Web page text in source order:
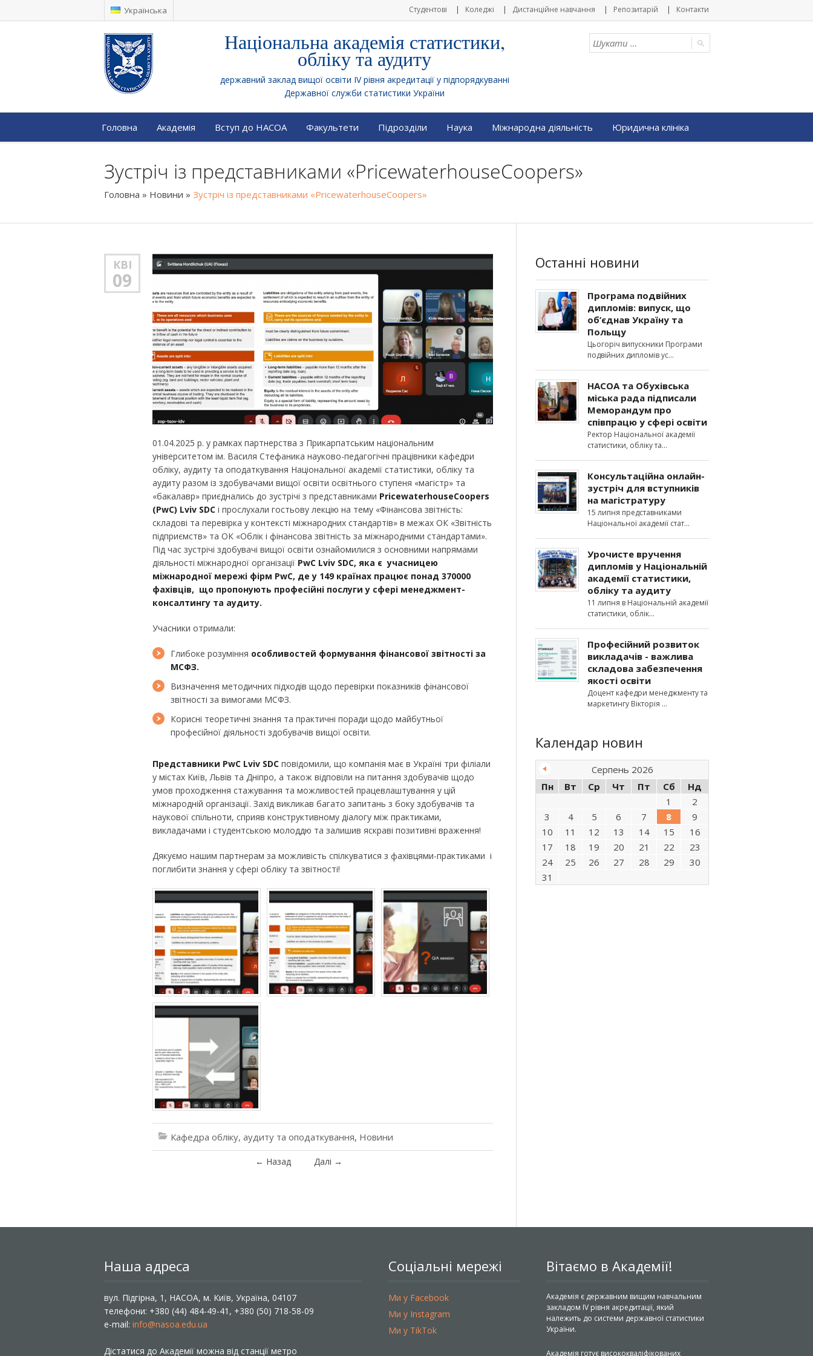
Українська Студентові Коледжі Дистанційне навчання Репозитарій Контакти
Національна академія статистики,
обліку та аудиту
державний заклад вищої освіти IV рівня акредитації у підпорядкуванні
Державної служби статистики України
Головна Академія Вступ до НАСОА Факультети Підрозділи Наука Міжнародна діяльність Юридична клініка
Зустріч із представниками «PricewaterhouseCoopers»
Головна » Новини » Зустріч із представниками «PricewaterhouseCoopers»
КВІ
09
01.04.2025 р. у рамках партнерства з Прикарпатським національним
університетом ім. Василя Стефаника науково-педагогічні працівники кафедри
обліку, аудиту та оподаткування Національної академії статистики, обліку та
аудиту разом із здобувачами вищої освіти освітнього ступеня «магістр» та
«бакалавр» приєднались до зустрічі з представниками PricewaterhouseCoopers
(PwC) Lviv SDC і прослухали гостьову лекцію на тему «Фінансова звітність:
складові та перевірка у контексті міжнародних стандартів» в межах ОК «Звітність
підприємств» та ОК «Облік і фінансова звітність за міжнародними стандартами».
Під час зустрічі здобувачі вищої освіти ознайомилися з основними напрямами
діяльності міжнародної організації PwC Lviv SDC, яка є учасницею
міжнародної мережі фірм PwC, де у 149 країнах працює понад 370000
фахівців, що пропонують професійні послуги у сфері менеджмент-
консалтингу та аудиту.
Учасники отримали:
Глибоке розуміння особливостей формування фінансової звітності за
МСФЗ.
Визначення методичних підходів щодо перевірки показників фінансової
звітності за вимогами МСФЗ.
Корисні теоретичні знання та практичні поради щодо майбутньої
професійної діяльності здобувачів вищої освіти.
Представники PwC Lviv SDC повідомили, що компанія має в Україні три філіали
у містах Київ, Львів та Дніпро, а також відповіли на питання здобувачів щодо
умов проходження стажування та можливостей працевлаштування у цій
міжнародній організації. Захід викликав багато запитань з боку здобувачів та
наукової спільноти, сприяв конструктивному діалогу між практиками,
викладачами і студентською молоддю та залишив яскраві позитивні враження!
Дякуємо нашим партнерам за можливість спілкуватися з фахівцями-практиками і
поглибити знання у сфері обліку та звітності!
Кафедра обліку, аудиту та оподаткування, Новини
← Назад Далі →
Останні новини
Програма подвійних
дипломів: випуск, що
об’єднав Україну та
Польщу
Цьогоріч випускники Програми
подвійних дипломів ус
НАСОА та Обухівська
міська рада підписали
Меморандум про
співпрацю у сфері освіти
Ректор Національної академії
статистики, обліку та
Консультаційна онлайн-
зустріч для вступників
на магістратуру
15 липня представниками
Національної академії стат
Урочисте вручення
дипломів у Національній
академії статистики,
обліку та аудиту
11 липня в Національній академії
статистики, облік
Професійний розвиток
викладачів - важлива
складова забезпечення
якості освіти
Доцент кафедри менеджменту та
маркетингу Вікторія
Календар новин
Серпень 2026
Пн
Вт Ср Чт Пт Сб
Нд
1
2
3
4 5 6 7 8
9
10
11 12 13 14 15
16
17
18 19 20 21 22
23
24
25 26 27 28 29
30
31
Наша адреса
вул. Підгірна, 1, НАСОА, м. Київ, Україна, 04107
телефони: +380 (44) 484-49-41, +380 (50) 718-58-09
e-mail: info@nasoa.edu.ua
Дістатися до Академії можна від станції метро
Соціальні мережі
Ми у Facebook
Ми у Instagram
Ми у TikTok
Вітаємо в Академії!
Академія є державним вищим навчальним
закладом IV рівня акредитації, який
належить до системи державної статистики
України.
Академія готує висококваліфікованих